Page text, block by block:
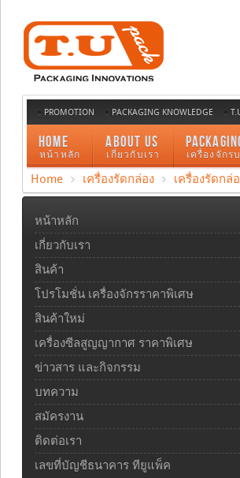
PROMOTION PACKAGING KNOWLEDGE
HOME
หน้าหลัก
ABOUT US
เกี่ยวกับเรา เครื่องจัก
Home เครื่องรัดกล่อง เครื่องรัดกล่
หน้าหลัก
เกี่ยวกับเรา
สินค้า
โปรโมชั่น เครื่องจักรราคาพิเศษ
สินค้าใหม่
เครื่องซีลสูญญากาศ ราคาพิเศษ
ข่าวสาร และกิจกรรม
บทความ
สมัครงาน
ติดต่อเรา
เลขที่บัญชีธนาคาร ทียูแพ็ค